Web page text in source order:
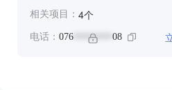
相关项目： 4个
电话： 076 ******** 08